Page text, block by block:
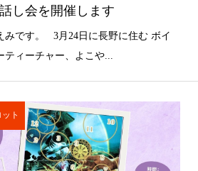
し会を開催します
みです。 3月24日に長野に住む ボイ
ティーチャー、よこや...
ト